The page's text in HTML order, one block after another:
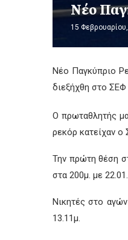
Νέο
15
Νέο Παγκύπριο
διεξήχθη στο ΣΕΦ
Ο πρωταθλητής
ρεκόρ κατείχαν ο
Την πρώτη θέση
στα 200μ. με 22.01.
Νικητές στο
13.11μ.